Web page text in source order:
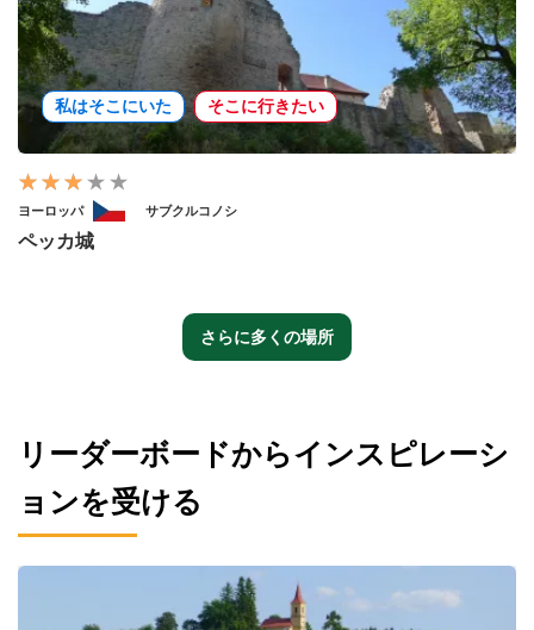
私はそこにいた そこに行きたい
ヨーロッパ サブクルコノシ
ペッカ城
さらに多くの場所
リーダーボードからインスピレーシ
ョンを受ける